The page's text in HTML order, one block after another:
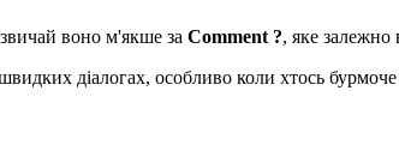
воно м'якше за Comment ?, яке залежно
діалогах, особливо коли хтось